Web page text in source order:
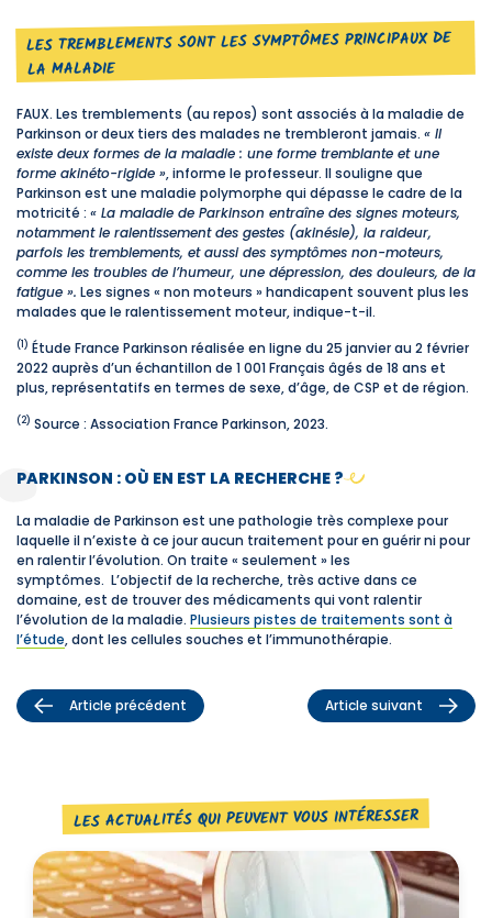
LES TREMBLEMENTS SONT LES SYMPTÔMES PRINCIPAUX DE
LA MALADIE
FAUX. Les tremblements (au repos) sont associés à la maladie de
Parkinson or deux tiers des malades ne trembleront jamais. « Il
existe deux formes de la maladie : une forme tremblante et une
forme akinéto-rigide », informe le professeur. Il souligne que
Parkinson est une maladie polymorphe qui dépasse le cadre de la
motricité : « La maladie de Parkinson entraîne des signes moteurs,
notamment le ralentissement des gestes (akinésie), la raideur,
parfois les tremblements, et aussi des symptômes non-moteurs,
comme les troubles de l’humeur, une dépression, des douleurs, de la
fatigue ». Les signes « non moteurs » handicapent souvent plus les
malades que le ralentissement moteur, indique-t-il.
(1) Étude France Parkinson réalisée en ligne du 25 janvier au 2 février
2022 auprès d’un échantillon de 1 001 Français âgés de 18 ans et
plus, représentatifs en termes de sexe, d’âge, de CSP et de région.
(2) Source : Association France Parkinson, 2023.
PARKINSON : OÙ EN EST LA RECHERCHE ?
La maladie de Parkinson est une pathologie très complexe pour
laquelle il n’existe à ce jour aucun traitement pour en guérir ni pour
en ralentir l’évolution. On traite « seulement » les
symptômes. L’objectif de la recherche, très active dans ce
domaine, est de trouver des médicaments qui vont ralentir
l’évolution de la maladie. Plusieurs pistes de traitements sont à
l’étude, dont les cellules souches et l’immunothérapie.
Article précédent Article suivant
LES ACTUALITÉS QUI PEUVENT VOUS INTÉRESSER